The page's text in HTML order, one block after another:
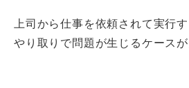
上司から仕事を依頼されて実行
やり取りで問題が生じるケースが